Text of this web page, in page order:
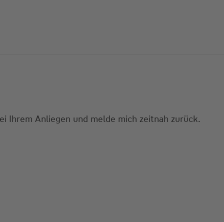
Ihrem Anliegen und melde mich zeitnah zurück.